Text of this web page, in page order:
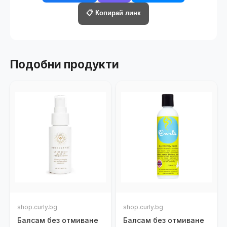
📋 Копирай линк
Подобни продукти
shop.curly.bg
Балсам без отмиване
shop.curly.bg
Балсам без отмиване